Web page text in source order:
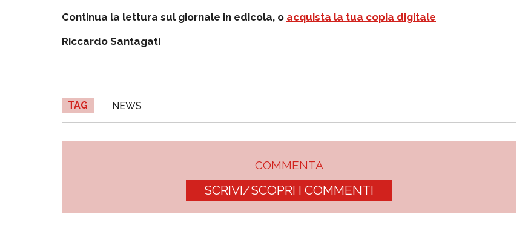
Continua la lettura sul giornale in edicola, o acquista la tua copia digitale
Riccardo Santagati
TAG NEWS
COMMENTA
SCRIVI/SCOPRI I COMMENTI